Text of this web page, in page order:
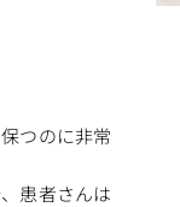
つのに非常
患者さんは